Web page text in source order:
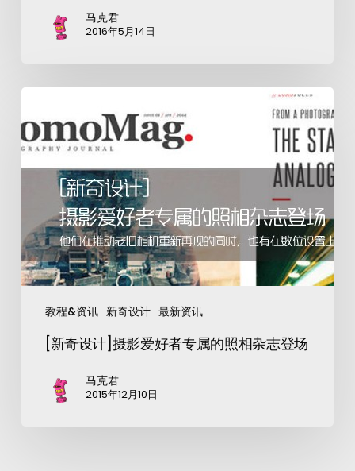
马克君
2016年5月14日
教程&资讯 新奇设计 最新资讯
[新奇设计]摄影爱好者专属的照相杂志登场
马克君
2015年12月10日